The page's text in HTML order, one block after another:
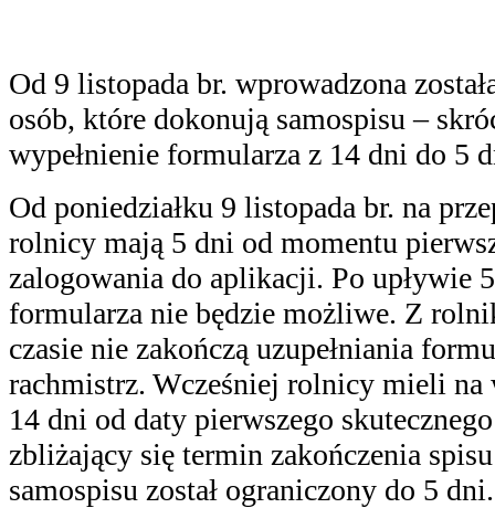
Od 9 listopada br. wprowadzona
osób, które dokonują samospisu –
wypełnienie formularza z 14 dni do 5
Od poniedziałku 9 listopada br. na
rolnicy mają 5 dni od momentu
zalogowania do aplikacji. Po upływie
formularza nie będzie możliwe. Z
czasie nie zakończą uzupełniania
rachmistrz. Wcześniej rolnicy mieli na
14 dni od daty pierwszego
zbliżający się termin zakończenia
samospisu został ograniczony do 5 dni.